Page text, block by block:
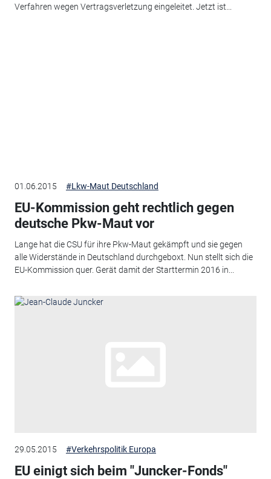
Verfahren wegen Vertragsverletzung eingeleitet. Jetzt ist...
01.06.2015 #Lkw-Maut Deutschland
EU-Kommission geht rechtlich gegen
deutsche Pkw-Maut vor
Lange hat die CSU für ihre Pkw-Maut gekämpft und sie gegen
alle Widerstände in Deutschland durchgeboxt. Nun stellt sich die
EU-Kommission quer. Gerät damit der Starttermin 2016 in...
29.05.2015 #Verkehrspolitik Europa
EU einigt sich beim "Juncker-Fonds"